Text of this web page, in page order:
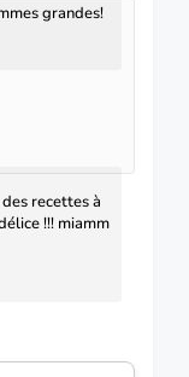
grandes!
recettes à
!!! miamm